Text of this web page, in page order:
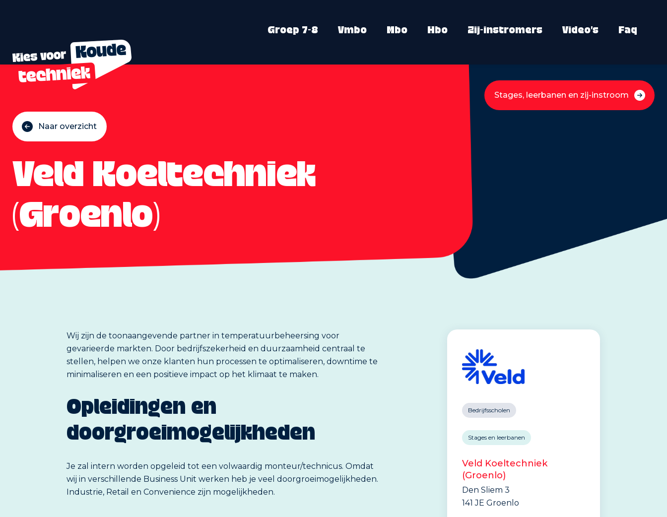
Groep 7-8 Vmbo Mbo Hbo Zij-instromers Video’s Faq
Stages, leerbanen en zij-instroom
Naar overzicht
Veld Koeltechniek
(Groenlo)
Wij zijn de toonaangevende partner in temperatuurbeheersing voor
gevarieerde markten. Door bedrijfszekerheid en duurzaamheid centraal te
stellen, helpen we onze klanten hun processen te optimaliseren, downtime te
minimaliseren en een positieve impact op het klimaat te maken.
Opleidingen en
doorgroeimogelijkheden
Je zal intern worden opgeleid tot een volwaardig monteur/technicus. Omdat
wij in verschillende Business Unit werken heb je veel doorgroeimogelijkheden.
Industrie, Retail en Convenience zijn mogelijkheden.
Bedrijfsscholen
Stages en leerbanen
Veld Koeltechniek
(Groenlo)
Den Sliem 3
141 JE Groenlo